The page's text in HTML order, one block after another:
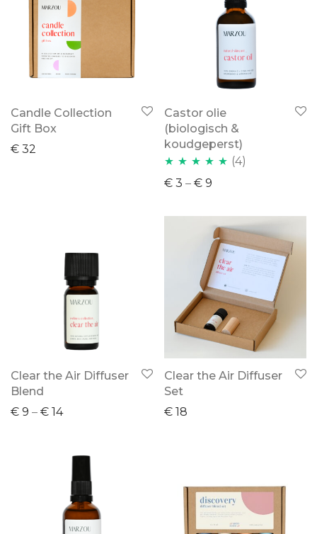
Candle Collection
Gift Box
€ 32
Castor olie
(biologisch &
koudgeperst)
Waardering
(4)
€ 3 – € 9
Clear the Air Diffuser
Blend
€ 9 – € 14
Clear the Air Diffuser
Set
€ 18